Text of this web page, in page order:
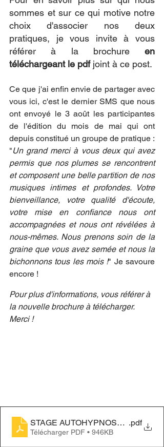
sommes et sur ce qui motive notre
choix d'associer nos deux
pratiques, je vous invite à vous
référer à la brochure en
téléchargeant le pdf joint à ce post.
Ce que j'ai enfin envie de partager avec
vous ici, c'est le dernier SMS que nous
ont envoyé le 3 août les participantes
de l'édition du mois de mai qui ont
depuis constitué un groupe de pratique :
"Un grand merci à vous deux qui avez
permis que nos plumes se rencontrent
et composent une belle partition de nos
musiques intimes et profondes. Votre
bienveillance, votre qualité d'écoute,
votre mise en confiance nous ont
accompagnées et nous ont révélées à
nous-mêmes. Nous prenons soin de la
graine que vous avez semée et nous la
bichonnons tous les mois !" Je savoure
encore !
Pour plus d'informations, vous référer à
la nouvelle brochure à télécharger.
Merci !
STAGE AUTOHYPNOSE .pdf
Télécharger PDF • 946KB